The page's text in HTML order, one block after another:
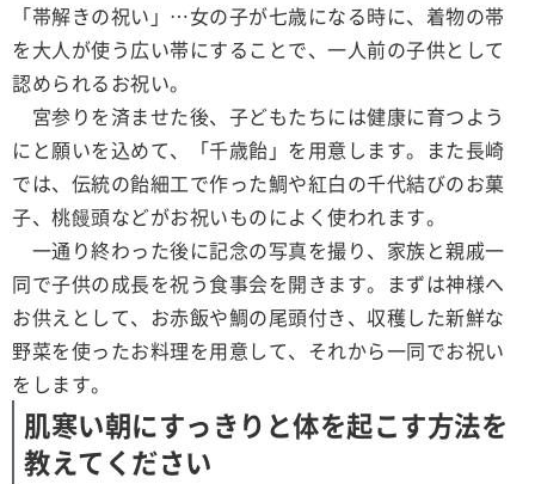
「帯解きの祝い」…女の子が七歳になる時に、着物の帯
を大人が使う広い帯にすることで、一人前の子供として
認められるお祝い。
宮参りを済ませた後、子どもたちには健康に育つよう
にと願いを込めて、「千歳飴」を用意します。また長崎
では、伝統の飴細工で作った鯛や紅白の千代結びのお菓
子、桃饅頭などがお祝いものによく使われます。
一通り終わった後に記念の写真を撮り、家族と親戚一
同で子供の成長を祝う食事会を開きます。まずは神様へ
お供えとして、お赤飯や鯛の尾頭付き、収穫した新鮮な
野菜を使ったお料理を用意して、それから一同でお祝い
をします。
肌寒い朝にすっきりと体を起こす方法を
教えてください